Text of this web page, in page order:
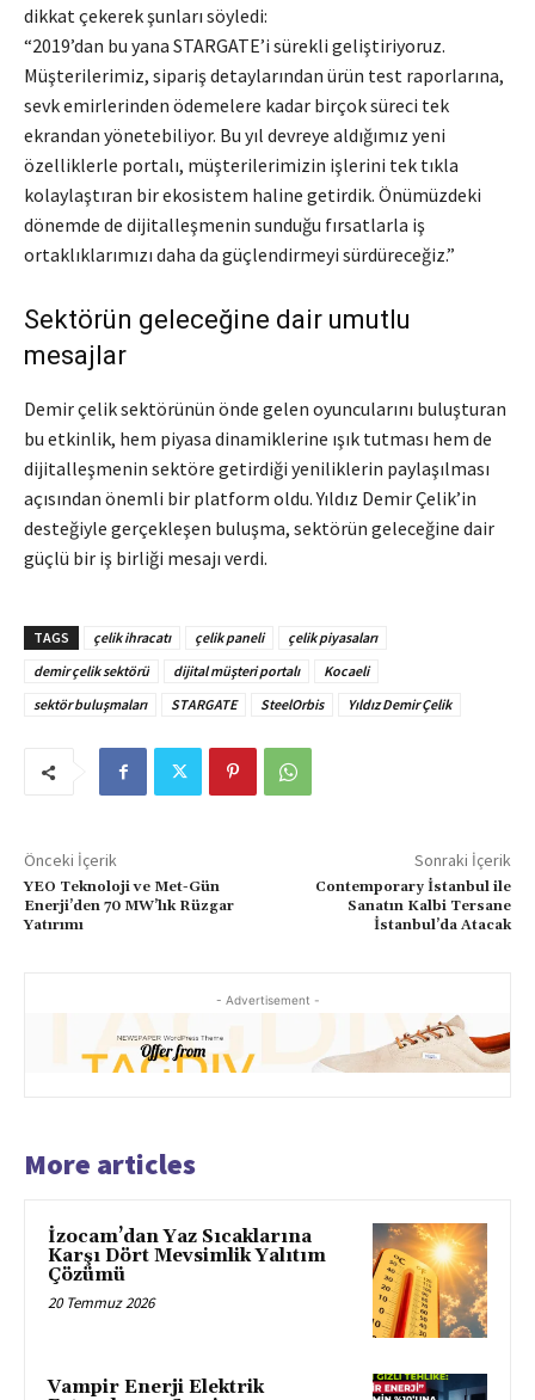
dikkat çekerek şunları söyledi:
“2019’dan bu yana STARGATE’i sürekli geliştiriyoruz.
Müşterilerimiz, sipariş detaylarından ürün test raporlarına,
sevk emirlerinden ödemelere kadar birçok süreci tek
ekrandan yönetebiliyor. Bu yıl devreye aldığımız yeni
özelliklerle portalı, müşterilerimizin işlerini tek tıkla
kolaylaştıran bir ekosistem haline getirdik. Önümüzdeki
dönemde de dijitalleşmenin sunduğu fırsatlarla iş
ortaklıklarımızı daha da güçlendirmeyi sürdüreceğiz.”
Sektörün geleceğine dair umutlu
mesajlar
Demir çelik sektörünün önde gelen oyuncularını buluşturan
bu etkinlik, hem piyasa dinamiklerine ışık tutması hem de
dijitalleşmenin sektöre getirdiği yeniliklerin paylaşılması
açısından önemli bir platform oldu. Yıldız Demir Çelik’in
desteğiyle gerçekleşen buluşma, sektörün geleceğine dair
güçlü bir iş birliği mesajı verdi.
TAGS çelik ihracatı çelik paneli
çelik piyasaları
demir çelik sektörü
dijital müşteri portalı
Kocaeli
sektör buluşmaları
STARGATE SteelOrbis Yıldız Demir Çelik
Önceki İçerik
YEO Teknoloji ve Met-Gün
Enerji’den 70 MW’lık Rüzgar
Yatırımı
Sonraki İçerik
Contemporary İstanbul ile
Sanatın Kalbi Tersane
İstanbul’da Atacak
- Advertisement -
More articles
İzocam’dan Yaz Sıcaklarına
Karşı Dört Mevsimlik Yalıtım
Çözümü
20 Temmuz 2026
Vampir Enerji Elektrik